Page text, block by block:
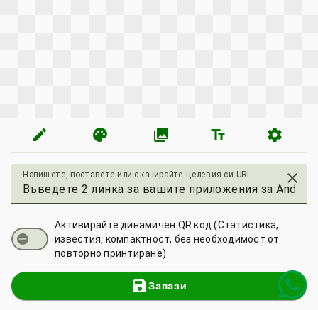
edit palette photo_library text_fields settings
Напишете, поставете или сканирайте целевия си URL close
Активирайте динамичен QR код (Статистика,
известия, компактност, без необходимост от
повторно принтиране)
saveЗапази